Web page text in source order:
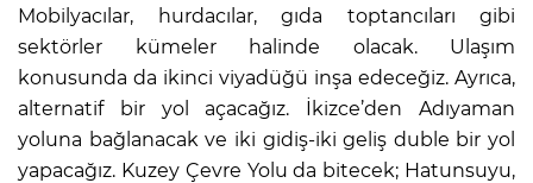
Mobilyacılar, hurdacılar, gıda toptancıları gibi
sektörler kümeler halinde olacak. Ulaşım
konusunda da ikinci viyadüğü inşa edeceğiz. Ayrıca,
alternatif bir yol açacağız. İkizce’den Adıyaman
yoluna bağlanacak ve iki gidiş-iki geliş duble bir yol
yapacağız. Kuzey Çevre Yolu da bitecek; Hatunsuyu,